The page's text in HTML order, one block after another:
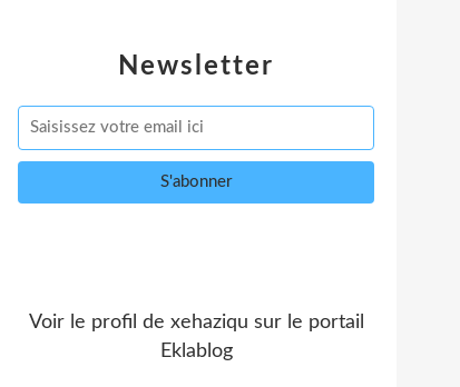
Newsletter
Voir le profil de xehaziqu sur le portail
Eklablog